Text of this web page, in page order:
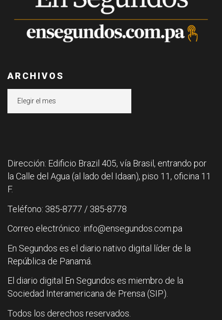
ARCHIVOS
Dirección: Edificio Brazil 405, vía Brasil, entrando por
la Calle del Agua (al lado del Idaan), piso 11, oficina 11
F.
Teléfono: 385-8777 / 385-8778
Correo electrónico: info@ensegundos.com.pa
En Segundos es el diario nativo digital líder de la
República de Panamá.
El diario digital En Segundos es miembro de la
Sociedad Interamericana de Prensa (SIP).
Todos los derechos reservados.